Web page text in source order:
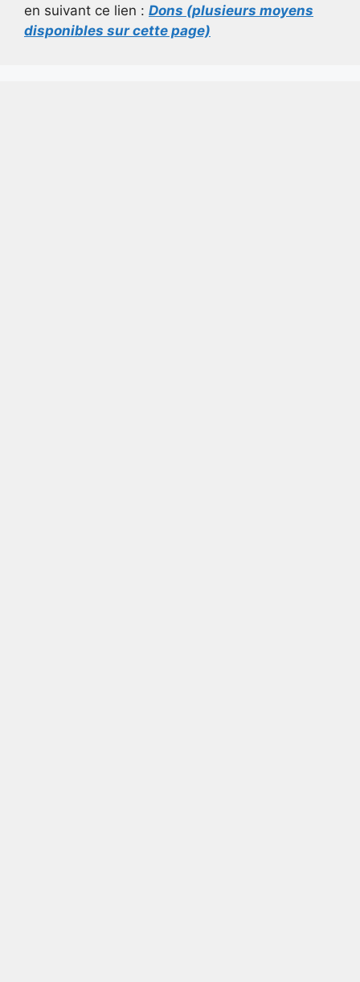
en suivant ce lien : Dons (plusieurs moyens
disponibles sur cette page)